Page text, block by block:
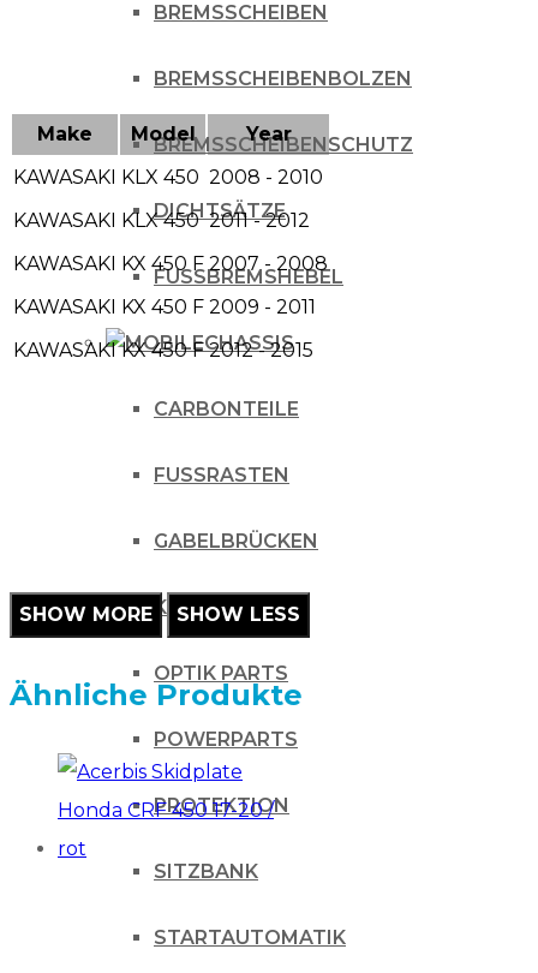
BREMSSCHEIBEN
BREMSSCHEIBENBOLZEN
BREMSSCHEIBENSCHUTZ
DICHTSÄTZE
FUSSBREMSHEBEL
CHASSIS
CARBONTEILE
FUSSRASTEN
GABELBRÜCKEN
KICKSTARTER
OPTIK PARTS
POWERPARTS
PROTEKTION
SITZBANK
STARTAUTOMATIK
Make Model
Year
KAWASAKI KLX 450 2008 - 2010
KAWASAKI KLX 450 2011 - 2012
KAWASAKI KX 450 F 2007 - 2008
KAWASAKI KX 450 F 2009 - 2011
KAWASAKI KX 450 F 2012 - 2015
Ähnliche Produkte